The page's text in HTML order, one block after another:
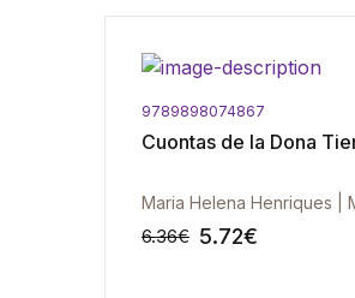
9789898074867
Cuontas de la Dona
6.36€ 5.72€